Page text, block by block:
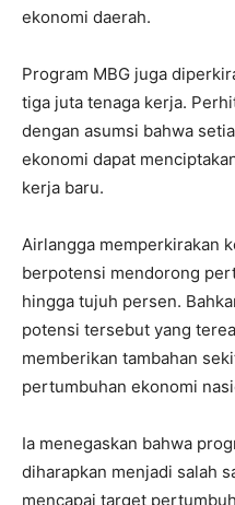
ekonomi daerah.
Program MBG juga
tiga juta tenaga kerja.
dengan asumsi bahwa
ekonomi dapat
kerja baru.
Airlangga memperkirakan
berpotensi mendorong
hingga tujuh persen.
potensi tersebut yang
memberikan tambahan
pertumbuhan ekonomi
Ia menegaskan bahwa
diharapkan menjadi salah
mencapai target